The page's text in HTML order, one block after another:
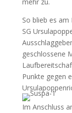
So blieb es am
SG
geschlossene
Punkte gegen
Im Anschluss